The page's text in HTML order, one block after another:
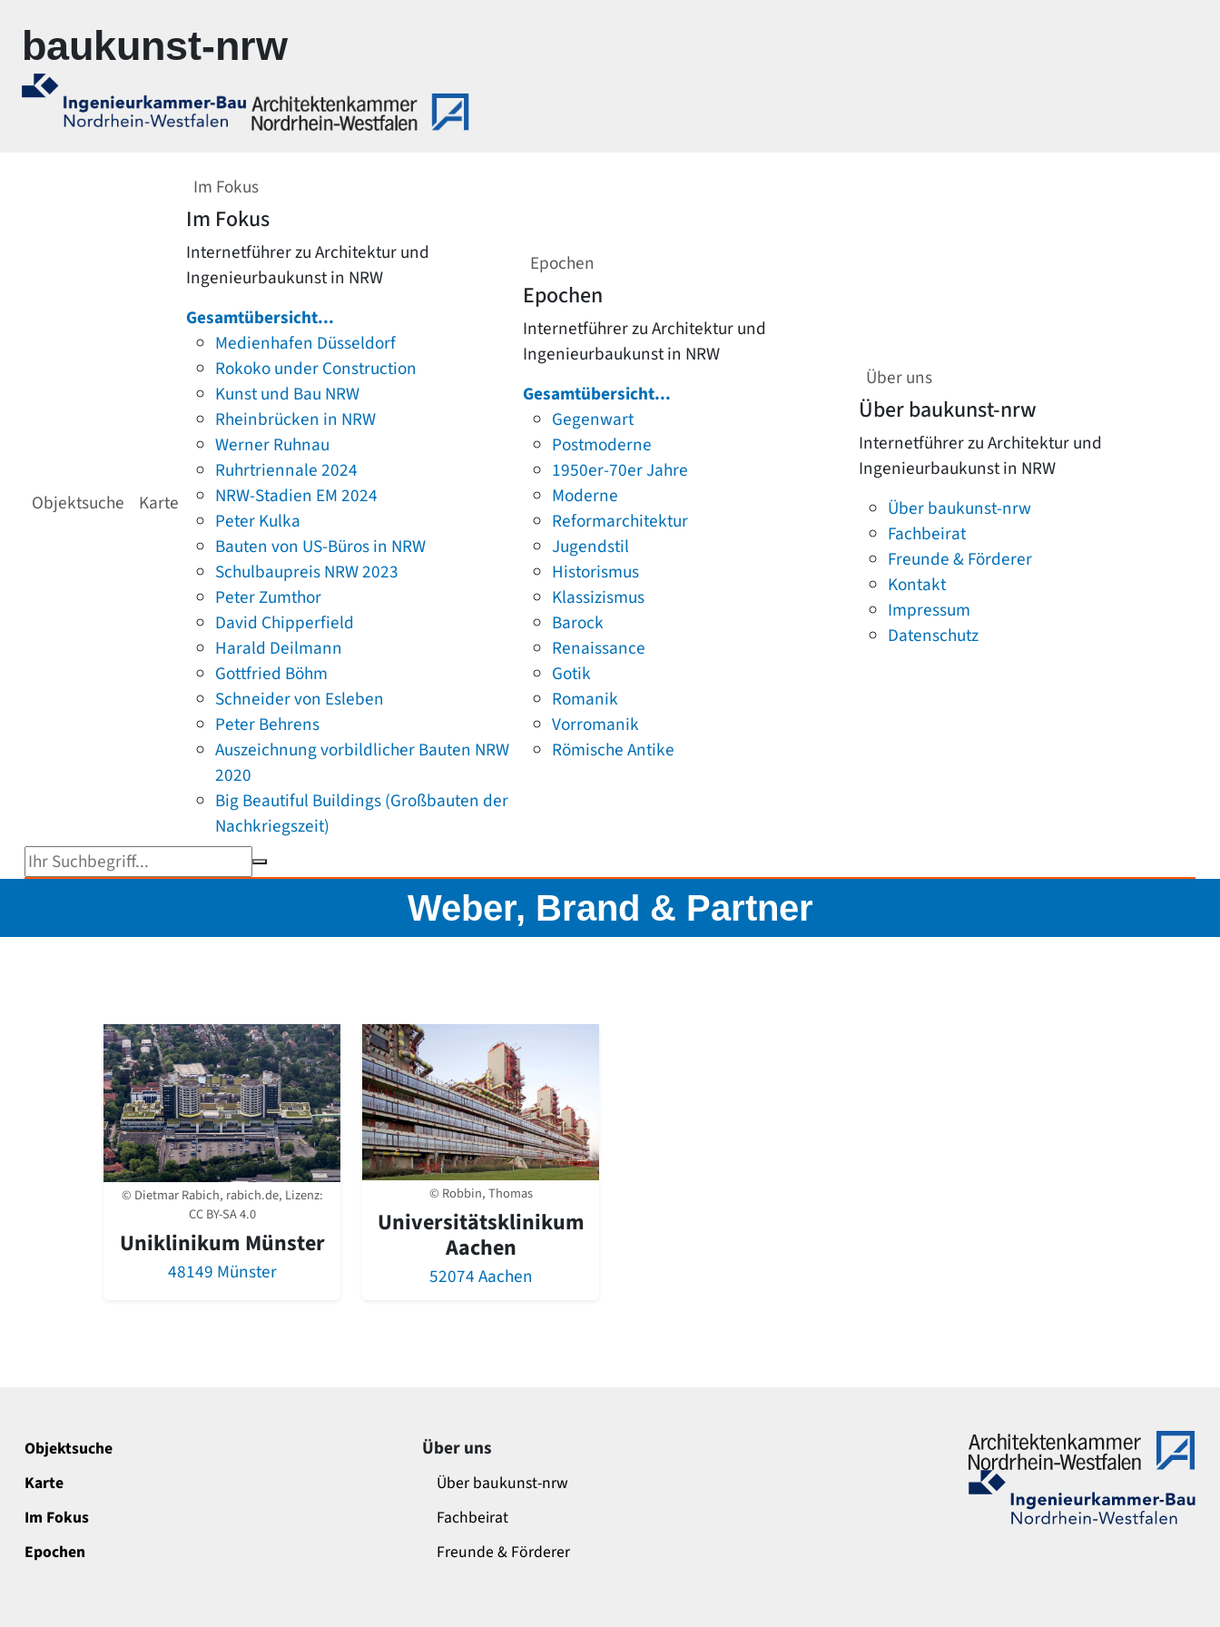
baukunst-nrw
Objektsuche Karte
Im Fokus
Im Fokus
Internetführer zu Architektur und
Ingenieurbaukunst in NRW
Gesamtübersicht...
Medienhafen Düsseldorf
Rokoko under Construction
Kunst und Bau NRW
Rheinbrücken in NRW
Werner Ruhnau
Ruhrtriennale 2024
NRW-Stadien EM 2024
Peter Kulka
Bauten von US-Büros in NRW
Schulbaupreis NRW 2023
Peter Zumthor
David Chipperfield
Harald Deilmann
Gottfried Böhm
Schneider von Esleben
Peter Behrens
Auszeichnung vorbildlicher Bauten NRW
2020
Big Beautiful Buildings (Großbauten der
Nachkriegszeit)
Epochen
Epochen
Internetführer zu Architektur und
Ingenieurbaukunst in NRW
Gesamtübersicht...
Gegenwart
Postmoderne
1950er-70er Jahre
Moderne
Reformarchitektur
Jugendstil
Historismus
Klassizismus
Barock
Renaissance
Gotik
Romanik
Vorromanik
Römische Antike
Über uns
Über baukunst-nrw
Internetführer zu Architektur und
Ingenieurbaukunst in NRW
Über baukunst-nrw
Fachbeirat
Freunde & Förderer
Kontakt
Impressum
Datenschutz
Suchbegriff eingeben
Weber, Brand & Partner
© Dietmar Rabich, rabich.de, Lizenz:
CC BY-SA 4.0
Uniklinikum Münster
48149 Münster
© Robbin, Thomas
Universitätsklinikum
Aachen
52074 Aachen
Objektsuche
Karte
Im Fokus
Epochen
Über uns
Über baukunst-nrw
Fachbeirat
Freunde & Förderer